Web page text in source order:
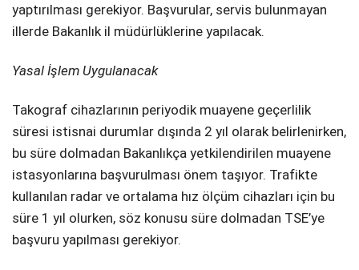
yaptırılması gerekiyor. Başvurular, servis bulunmayan
illerde Bakanlık il müdürlüklerine yapılacak.
Yasal İşlem Uygulanacak
Takograf cihazlarının periyodik muayene geçerlilik
süresi istisnai durumlar dışında 2 yıl olarak belirlenirken,
bu süre dolmadan Bakanlıkça yetkilendirilen muayene
istasyonlarına başvurulması önem taşıyor. Trafikte
kullanılan radar ve ortalama hız ölçüm cihazları için bu
süre 1 yıl olurken, söz konusu süre dolmadan TSE’ye
başvuru yapılması gerekiyor.